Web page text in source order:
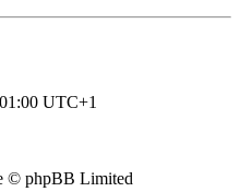
UTC+1
© phpBB Limited